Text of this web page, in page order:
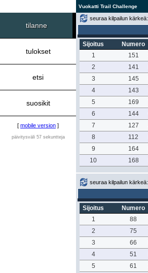
Vuokatti Trail Challenge
tilanne
tulokset
etsi
suosikit
[ mobile version ]
päivitysväli 57 sekuntteja
seuraa kilpailun kärkeä:
Sijoitus Numero
1
151
2
141
3
145
4
143
5
169
6
144
7
127
8
112
9
164
10
168
seuraa kilpailun kärkeä:
Sijoitus Numero
1
88
2
75
3
66
4
51
5
61